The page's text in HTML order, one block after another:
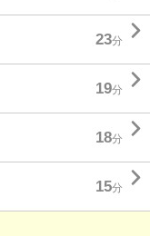
23分 
19分 
18分 
15分 